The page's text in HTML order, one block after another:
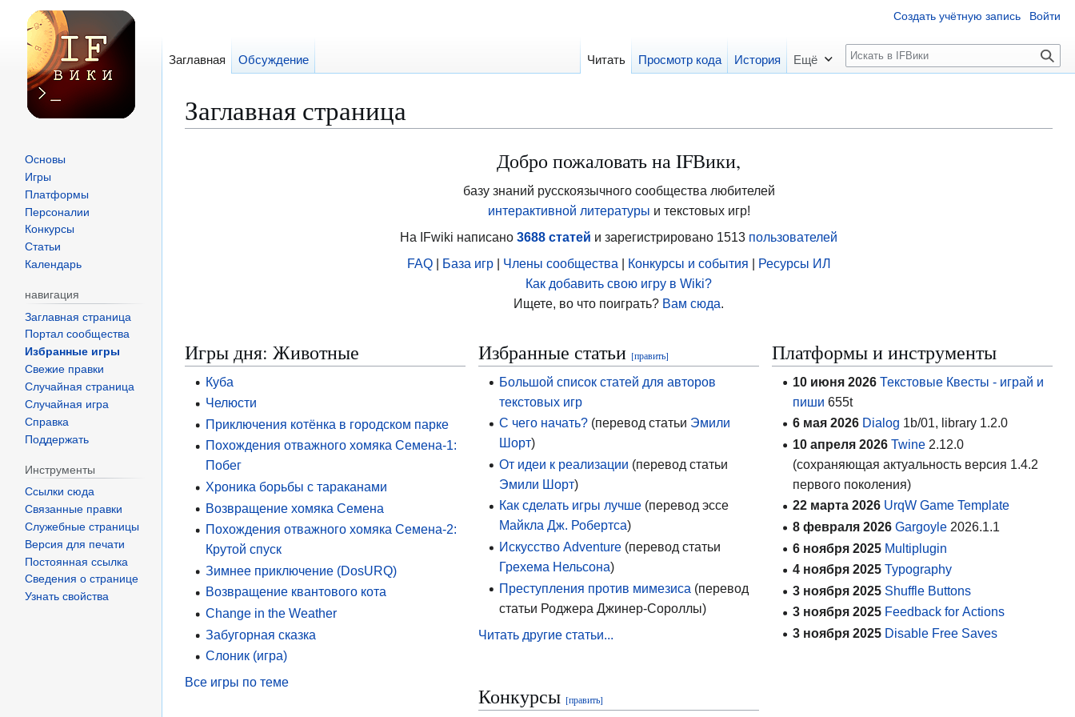
Заглавная страница
Добро пожаловать на IFВики,
базу знаний русскоязычного сообщества любителей
интерактивной литературы и текстовых игр!
На IFwiki написано3688 статей и зарегистрировано 1513 пользователей
FAQ| База игр| Члены сообщества | Конкурсы и события | Ресурсы ИЛ
Как добавить свою игру в Wiki?
Ищете, во что поиграть? Вам сюда.
Игры дня: Животные
Куба
Челюсти
Приключения котёнка в городском парке
Похождения отважного хомяка Семена-1:
Побег
Хроника борьбы с тараканами
Возвращение хомяка Семена
Похождения отважного хомяка Семена-2:
Крутой спуск
Зимнее приключение (DosURQ)
Возвращение квантового кота
Change in the Weather
Забугорная сказка
Слоник (игра)
Все игры по теме
Избранные статьи [править]
Большой список статей для авторов
текстовых игр
С чего начать?(перевод статьи Эмили
Шорт)
От идеи к реализации (перевод статьи
Эмили Шорт)
Как сделать игры лучше(перевод эссе
Майкла Дж. Робертса)
Искусство Adventure(перевод статьи
Грехема Нельсона)
Преступления против мимезиса (перевод
статьи Роджера Джинер-Сороллы)
Читать другие статьи...
Конкурсы [править]
Платформы и инструменты
10 июня 2026 Текстовые Квесты - играй и
пиши 655t
6 мая 2026 Dialog 1b/01, library 1.2.0
10 апреля 2026 Twine 2.12.0
(сохраняющая актуальность версия 1.4.2
первого поколения)
22 марта 2026 UrqW Game Template
8 февраля 2026 Gargoyle 2026.1.1
6 ноября 2025 Multiplugin
4 ноября 2025 Typography
3 ноября 2025 Shuffle Buttons
3 ноября 2025 Feedback for Actions
3 ноября 2025 Disable Free Saves
Создать учётную запись Войти
Заглавная Обсуждение Читать Просмотр кода История Ещё
П
о
к
Основы
Игры
Платформы
Персоналии
Конкурсы
Статьи
Календарь
навигация
Заглавная страница
Портал сообщества
Избранные игры
Свежие правки
Случайная страница
Случайная игра
Справка
Поддержать
Инструменты
Ссылки сюда
Связанные правки
Служебные страницы
Версия для печати
Постоянная ссылка
Сведения о странице
Узнать свойства